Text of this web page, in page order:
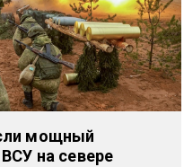
мощный
на севере